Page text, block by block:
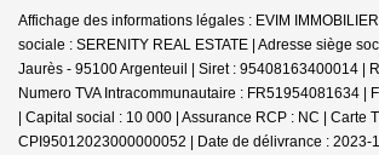
Affichage des informations légales : EVIM
sociale : SERENITY REAL ESTATE | Adresse siège
Jaurès - 95100 Argenteuil | Siret : 95408163400014 |
Numero TVA Intracommunautaire : FR51954081634 |
| Capital social : 10 000 | Assurance RCP : NC | Carte
CPI95012023000000052 | Date de délivrance : 2023-